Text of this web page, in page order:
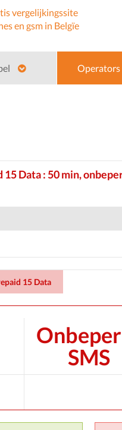
Operators
15 Data : 50 min,
15 Data
SMS